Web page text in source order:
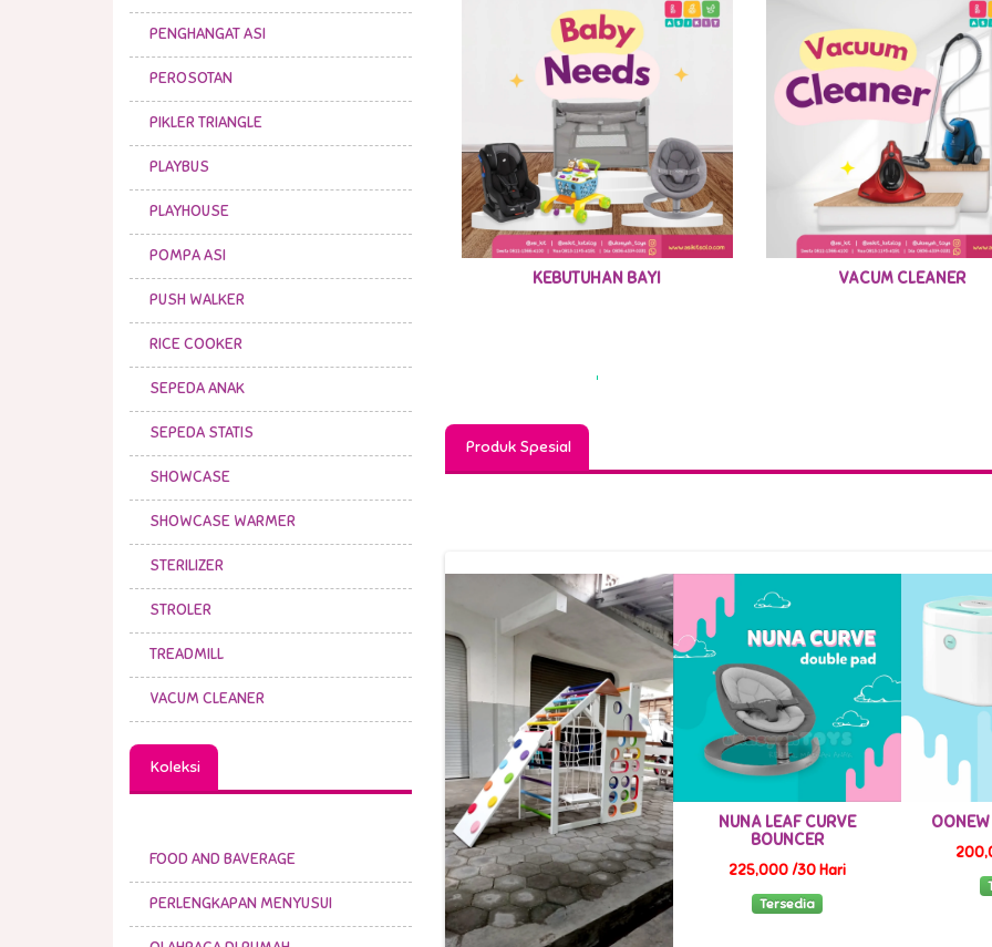
PENGHANGAT ASI
PEROSOTAN
PIKLER TRIANGLE
PLAYBUS
PLAYHOUSE
POMPA ASI
PUSH WALKER
RICE COOKER
SEPEDA ANAK
SEPEDA STATIS
SHOWCASE
SHOWCASE WARMER
STERILIZER
STROLER
TREADMILL
VACUM CLEANER
Koleksi
FOOD AND BAVERAGE
PERLENGKAPAN MENYUSUI
KEBUTUHAN BAYI VACUM CLEANER
Produk Spesial
Disewa s.d 20-08-2026
NUNA LEAF CURVE
BOUNCER
225,000 /30 Hari
Tersedia
OONEW UV STERILIZER